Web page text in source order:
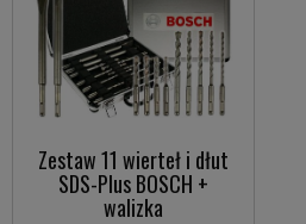
Zestaw 11 wierteł i dłut
SDS-Plus BOSCH +
walizka